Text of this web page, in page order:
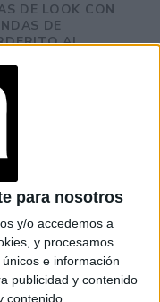
para nosotros
y/o accedemos a
y procesamos
e información
publicidad y contenido
contenido,
DE LOOK CON
DE
AL
PUNTA REVIVE LA
Y2K
AWADA
5 OUTFITS
CHALECO QUE